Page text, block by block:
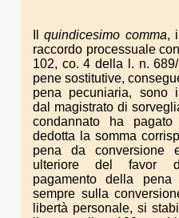
Ilquindicesimo comma,
raccordo processuale
102, co. 4 della l. n.
pene sostitutive,
pena pecuniaria, sono
dal magistrato di
condannato ha
dedotta la somma
pena da conversione
ulteriore del favor
pagamento della
sempre sulla
libertà personale, si